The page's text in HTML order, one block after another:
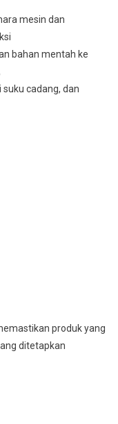
mesin dan
bahan mentah ke
cadang, dan
produk yang
ditetapkan